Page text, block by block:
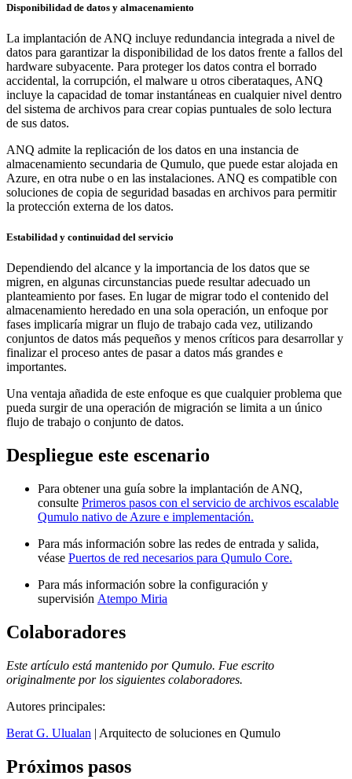
Disponibilidad de datos y almacenamiento
La implantación de ANQ incluye redundancia integrada a nivel de
datos para garantizar la disponibilidad de los datos frente a fallos del
hardware subyacente. Para proteger los datos contra el borrado
accidental, la corrupción, el malware u otros ciberataques, ANQ
incluye la capacidad de tomar instantáneas en cualquier nivel dentro
del sistema de archivos para crear copias puntuales de solo lectura
de sus datos.
ANQ admite la replicación de los datos en una instancia de
almacenamiento secundaria de Qumulo, que puede estar alojada en
Azure, en otra nube o en las instalaciones. ANQ es compatible con
soluciones de copia de seguridad basadas en archivos para permitir
la protección externa de los datos.
Estabilidad y continuidad del servicio
Dependiendo del alcance y la importancia de los datos que se
migren, en algunas circunstancias puede resultar adecuado un
planteamiento por fases. En lugar de migrar todo el contenido del
almacenamiento heredado en una sola operación, un enfoque por
fases implicaría migrar un flujo de trabajo cada vez, utilizando
conjuntos de datos más pequeños y menos críticos para desarrollar y
finalizar el proceso antes de pasar a datos más grandes e
importantes.
Una ventaja añadida de este enfoque es que cualquier problema que
pueda surgir de una operación de migración se limita a un único
flujo de trabajo o conjunto de datos.
Despliegue este escenario
Para obtener una guía sobre la implantación de ANQ,
consulte Primeros pasos con el servicio de archivos escalable
Qumulo nativo de Azure e implementación.
Para más información sobre las redes de entrada y salida,
véase Puertos de red necesarios para Qumulo Core.
Para más información sobre la configuración y
supervisión Atempo Miria
Colaboradores
Este artículo está mantenido por Qumulo. Fue escrito
originalmente por los siguientes colaboradores.
Autores principales:
Berat G. Ulualan | Arquitecto de soluciones en Qumulo
Próximos pasos